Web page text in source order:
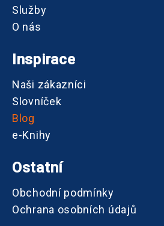
Služby
O nás
Inspirace
Naši zákazníci
Slovníček
Blog
e-Knihy
Ostatní
Obchodní podmínky
Ochrana osobních údajů